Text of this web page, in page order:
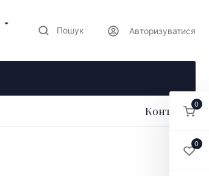
Пошук Авторизуватися
Контакти0
0